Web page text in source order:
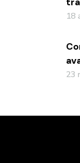
18
23